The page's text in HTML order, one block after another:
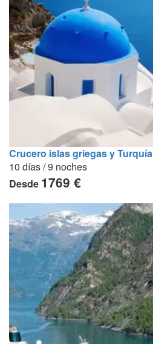
Crucero islas griegas y Turquía
10 días / 9 noches
Desde 1769 €